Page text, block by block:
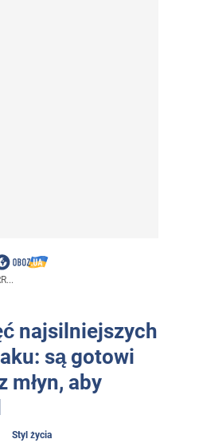
najsilniejszych
są gotowi
młyn, aby
Styl życia